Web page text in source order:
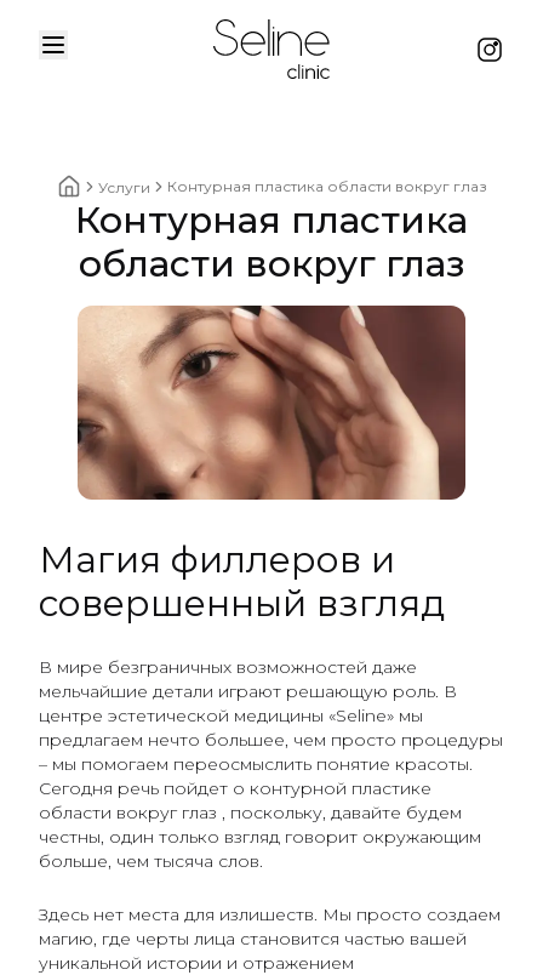
Home breadcrumbs
Услуги Контурная пластика области вокруг глаз
Контурная пластика
области вокруг глаз
Магия филлеров и
совершенный взгляд
В мире безграничных возможностей даже
мельчайшие детали играют решающую роль. В
центре эстетической медицины «Seline» мы
предлагаем нечто большее, чем просто процедуры
– мы помогаем переосмыслить понятие красоты.
Сегодня речь пойдет о контурной пластике
области вокруг глаз , поскольку, давайте будем
честны, один только взгляд говорит окружающим
больше, чем тысяча слов.
Здесь нет места для излишеств. Мы просто создаем
магию, где черты лица становится частью вашей
уникальной истории и отражением